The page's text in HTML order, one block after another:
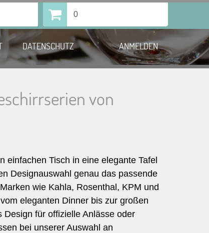
0
DATENSCHUTZ ANMELDEN
von
einfachen Tisch in eine elegante Tafel
Designauswahl genau das passende
wie Kahla, Rosenthal, KPM und
eleganten Dinner bis zur großen
für offizielle Anlässe oder
bei unserer Auswahl an